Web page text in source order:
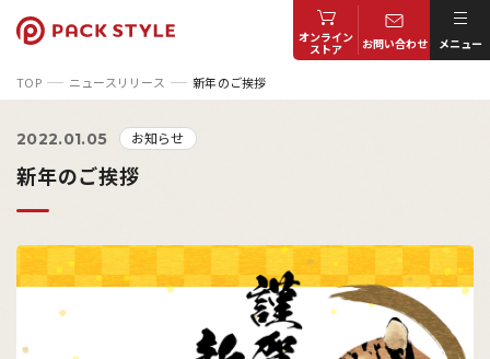
オンライン
ストア お問い合わせ メニュー
TOP ニュースリリース 新年のご挨拶
2022.01.05 お知らせ
新年のご挨拶